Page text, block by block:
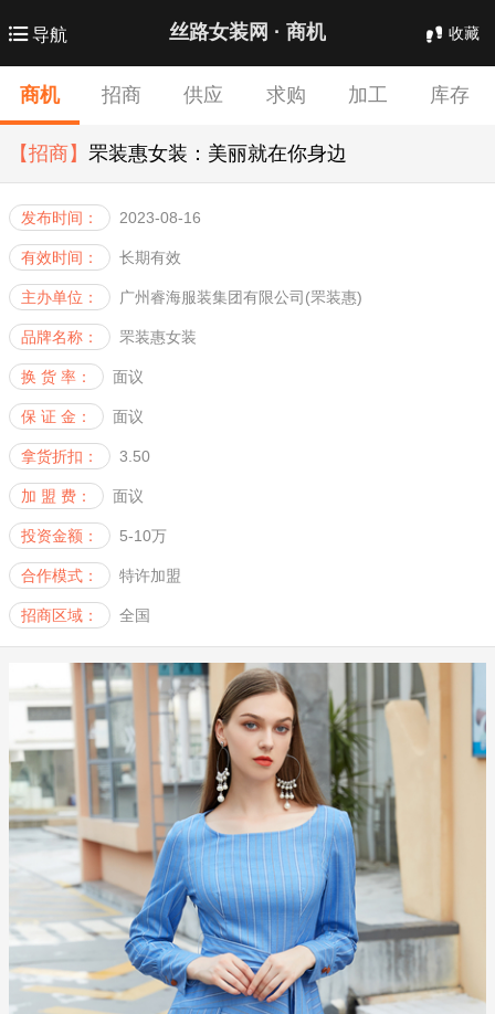
导航 丝路女装网 · 商机 收藏
商机 招商 供应 求购 加工 库存
批发 合作
【招商】罘装惠女装：美丽就在你身边
发布时间： 2023-08-16
有效时间： 长期有效
主办单位： 广州睿海服装集团有限公司(罘装惠)
品牌名称： 罘装惠女装
换 货 率： 面议
保 证 金： 面议
拿货折扣： 3.50
加 盟 费： 面议
投资金额： 5-10万
合作模式： 特许加盟
招商区域： 全国